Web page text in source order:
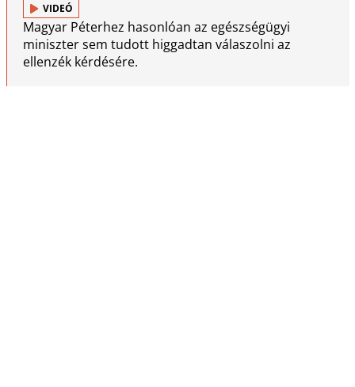
VIDEÓ
Magyar Péterhez hasonlóan az egészségügyi
miniszter sem tudott higgadtan válaszolni az
ellenzék kérdésére.